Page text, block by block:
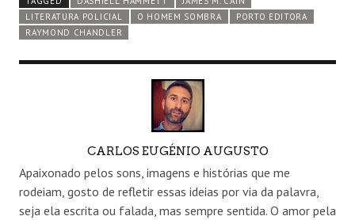
LITERATURA POLICIAL
O HOMEM SOMBRA
PORTO EDITORA
RAYMOND CHANDLER
AUTHORCARLOS EUGÉNIO AUGUSTO
Apaixonado pelos sons, imagens e histórias que me
rodeiam, gosto de refletir essas ideias por via da palavra,
seja ela escrita ou falada, mas sempre sentida. O amor pela